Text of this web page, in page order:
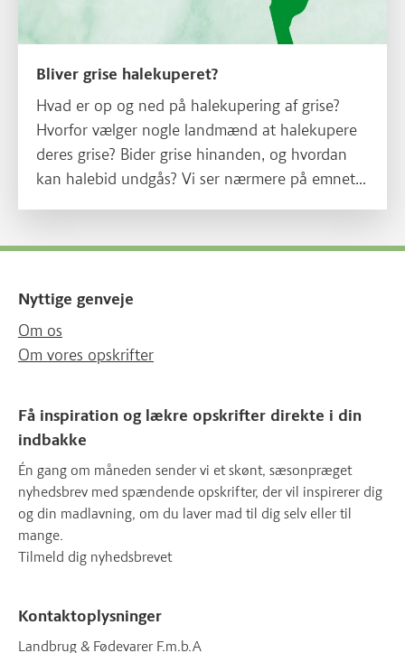
Bliver grise halekuperet?
Hvad er op og ned på halekupering af grise?
Hvorfor vælger nogle landmænd at halekupere
deres grise? Bider grise hinanden, og hvordan
kan halebid undgås? Vi ser nærmere på emnet
Nyttige genveje
Om os
Om vores opskrifter
Få inspiration og lækre opskrifter direkte i din
indbakke
Én gang om måneden sender vi et skønt, sæsonpræget
nyhedsbrev med spændende opskrifter, der vil inspirerer dig
og din madlavning, om du laver mad til dig selv eller til
mange.
Tilmeld dig nyhedsbrevet
Kontaktoplysninger
Landbrug & Fødevarer F.m.b.A